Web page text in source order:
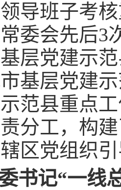
导班子考
委会先后3
层党建示
基层党建
范县重点
分工，构
区党组织
书记“一线